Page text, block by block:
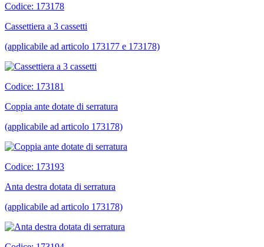
Codice: 173178
Cassettiera a 3 cassetti
(applicabile ad articolo 173177 e 173178)
Codice: 173181
Coppia ante dotate di serratura
(applicabile ad articolo 173178)
Codice: 173193
Anta destra dotata di serratura
(applicabile ad articolo 173178)